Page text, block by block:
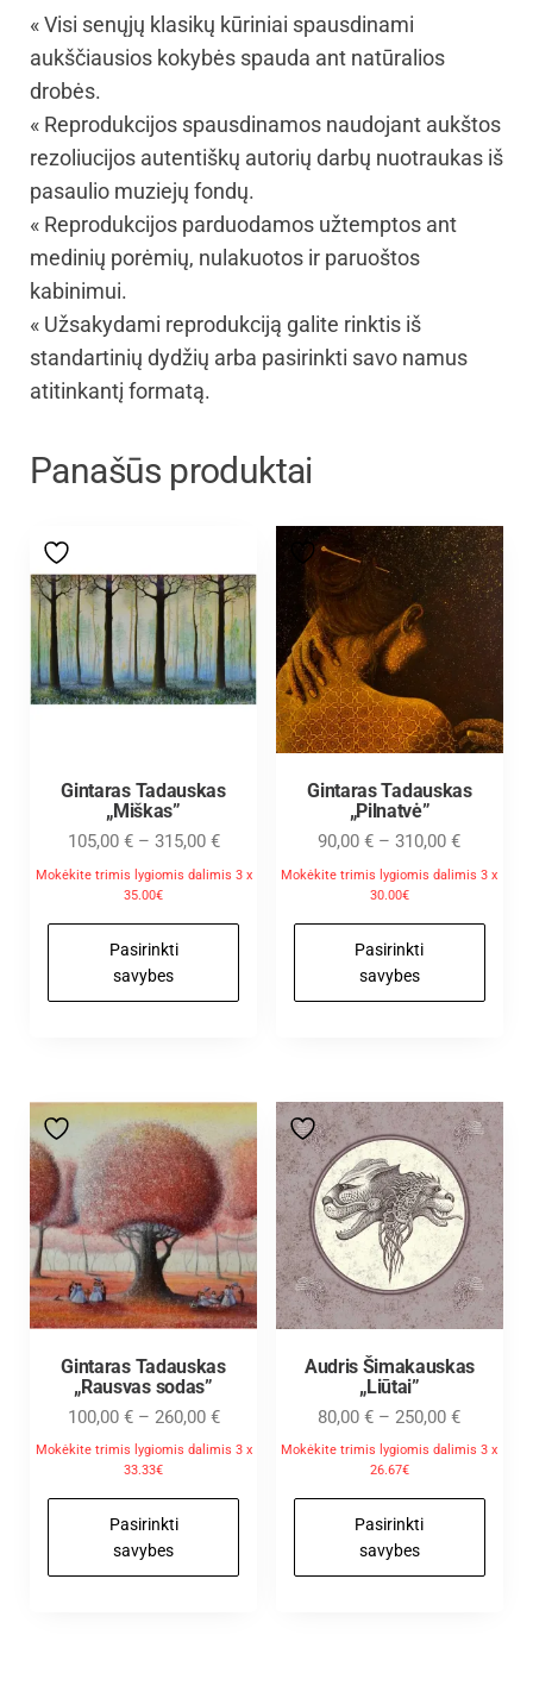
« Visi senųjų klasikų kūriniai spausdinami
aukščiausios kokybės spauda ant natūralios
drobės.
« Reprodukcijos spausdinamos naudojant aukštos
rezoliucijos autentiškų autorių darbų nuotraukas iš
pasaulio muziejų fondų.
« Reprodukcijos parduodamos užtemptos ant
medinių porėmių, nulakuotos ir paruoštos
kabinimui.
« Užsakydami reprodukciją galite rinktis iš
standartinių dydžių arba pasirinkti savo namus
atitinkantį formatą.
Panašūs produktai
Gintaras Tadauskas
„Miškas”
105,00 € – 315,00 €
Mokėkite trimis lygiomis dalimis 3 x
35.00€
Pasirinkti
savybes
Gintaras Tadauskas
„Pilnatvė”
90,00€ – 310,00€
Mokėkite trimis lygiomis dalimis 3 x
30.00€
Pasirinkti
savybes
Gintaras Tadauskas
„Rausvas sodas”
100,00 € – 260,00 €
Mokėkite trimis lygiomis dalimis 3 x
33.33€
Pasirinkti
savybes
Audris Šimakauskas
„Liūtai”
80,00€ – 250,00€
Mokėkite trimis lygiomis dalimis 3 x
26.67€
Pasirinkti
savybes